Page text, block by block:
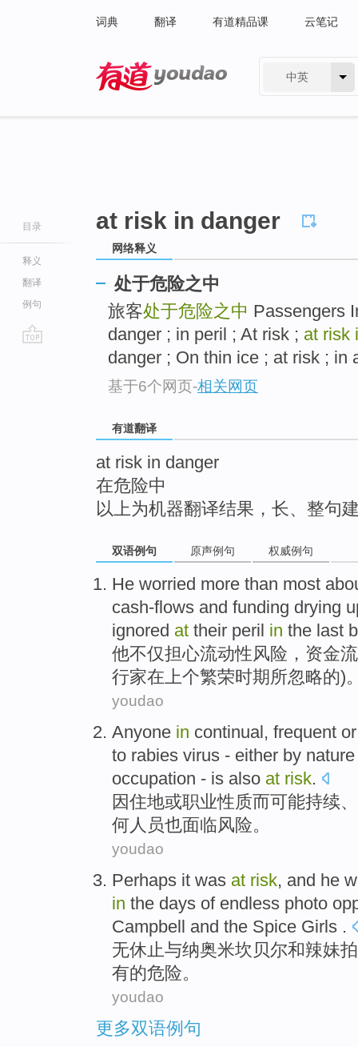
词典 翻译 有道精品课 云笔记
中英
目录
释义
翻译
例句
at risk in danger
网络释义
处于危险之中
旅客处于危险之中 Passengers
danger ; in peril ; At risk ; at risk
danger ; On thin ice ; at risk ; in
基于6个网页-相关网页
有道翻译
at risk in danger
在危险中
以上为机器翻译结果，长、整句
双语例句 原声例句 权威例句
He worried more than most
cash-flows and funding drying
ignored at their peril in the last
他不仅担心流动性风险 ， 资金流
行家在上个繁荣时期 所忽略的)
youdao
Anyone in continual, frequent or
to rabies virus - either by nature
occupation - is also at risk.
因住地或职业性质而可能持续、
何人员也面临风险。
youdao
Perhaps it was at risk, and he
in the days of endless photo
Campbell and the Spice Girls .
无休止与纳奥米坎贝尔和辣妹
有的危险。
youdao
更多双语例句